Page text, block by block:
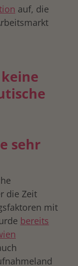
auf, die
sehr
die Zeit
mit
bereits